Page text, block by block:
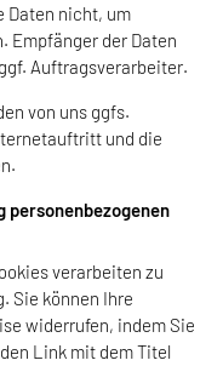
Daten nicht, um
Empfänger der Daten
Auftragsverarbeiter.
von uns ggfs.
und die
personenbezogenen
verarbeiten zu
Sie können Ihre
widerrufen, indem Sie
Link mit dem Titel